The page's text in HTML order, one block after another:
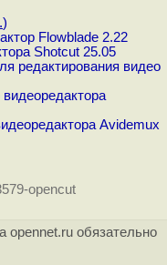
)
Flowblade 2.22
Shotcut 25.05
редактирования видео
Avidemux
opencut
opennet.ru обязательно